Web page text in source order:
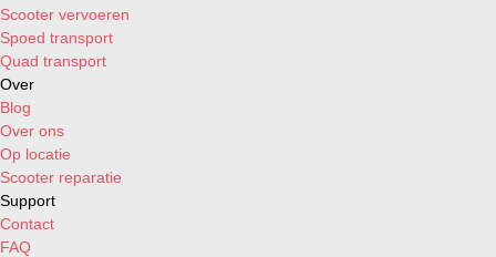
Scooter vervoeren
Spoed transport
Quad transport
Over
Blog
Over ons
Op locatie
Scooter reparatie
Support
Contact
FAQ